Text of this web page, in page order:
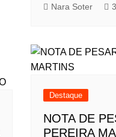
Nara Soter
Destaque
NOTA DE
PEREIRA